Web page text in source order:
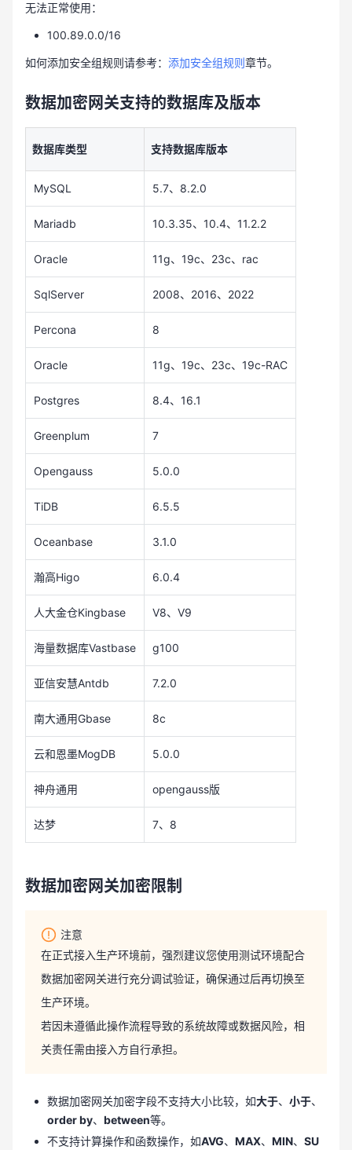
无法正常使用：
100.89.0.0/16
如何添加安全组规则请参考： 添加安全组规则章节。
数据加密网关支持的数据库及版本
数据库类型 支持数据库版本
MySQL 5.7、8.2.0
Mariadb 10.3.35、10.4、11.2.2
Oracle 11g、19c、23c、rac
SqlServer 2008、2016、2022
Percona 8
Oracle 11g、19c、23c、19c-RAC
Postgres 8.4、16.1
Greenplum 7
Opengauss 5.0.0
TiDB 6.5.5
Oceanbase 3.1.0
瀚高Higo 6.0.4
人大金仓Kingbase V8、V9
海量数据库Vastbase g100
亚信安慧Antdb 7.2.0
南大通用Gbase 8c
云和恩墨MogDB 5.0.0
神舟通用 opengauss版
达梦 7、8
数据加密网关加密限制
注意
在正式接入生产环境前，强烈建议您使用测试环境配合
数据加密网关进行充分调试验证，确保通过后再切换至
生产环境。
若因未遵循此操作流程导致的系统故障或数据风险，相
关责任需由接入方自行承担。
数据加密网关加密字段不支持大小比较，如大于、 小于、
order by、 between等。
不支持计算操作和函数操作，如AVG、 MAX、 MIN、 SU